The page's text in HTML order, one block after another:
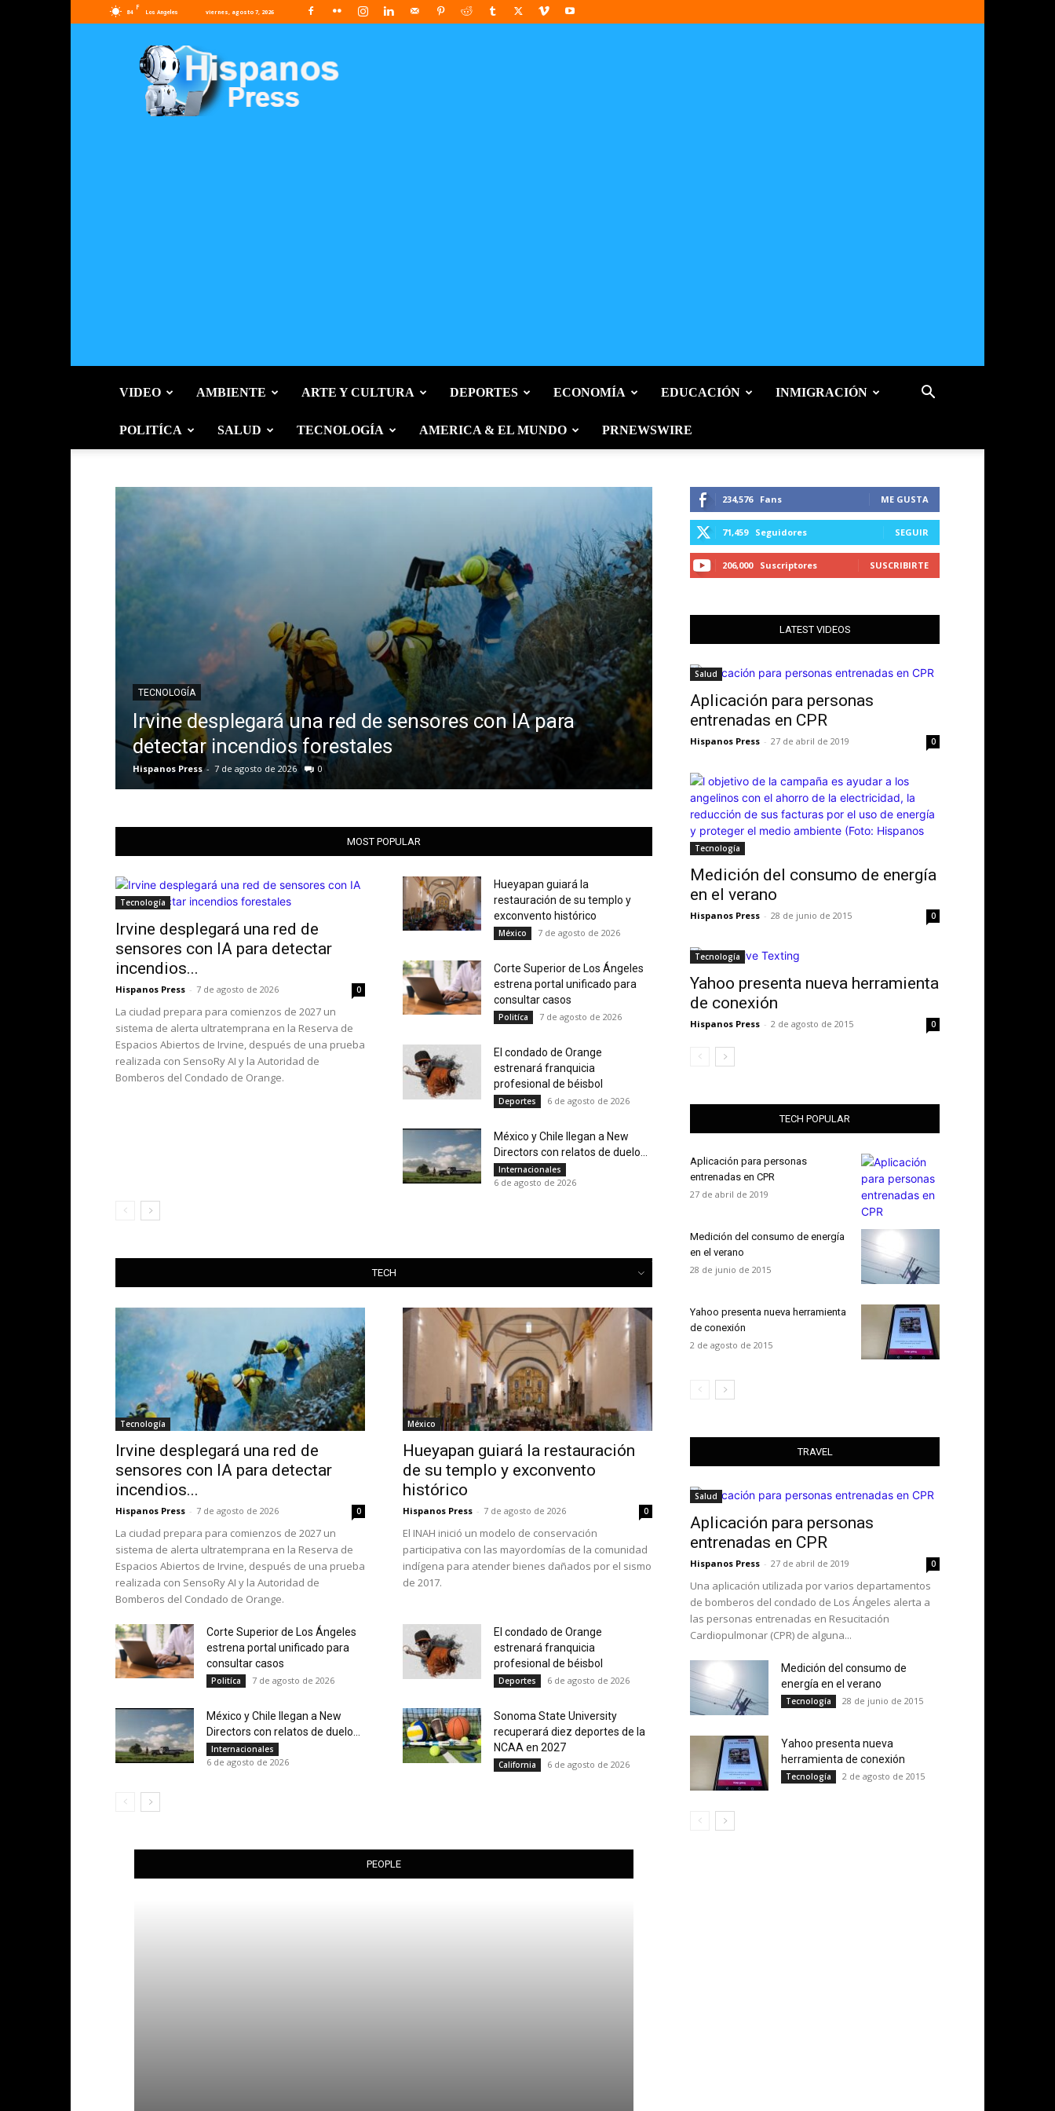
84
F
Los Angeles viernes, agosto 7, 2026
Press
VIDEO AMBIENTE ARTE Y CULTURA DEPORTES ECONOMÍA EDUCACIÓN INMIGRACIÓN
POLITÍCA SALUD TECNOLOGÍA AMERICA & EL MUNDO PRNEWSWIRE
TECNOLOGÍA
Irvine desplegará una red de sensores con IA para
detectar incendios forestales
Hispanos Press - 7 de agosto de 2026 0
POLITÍCA
Corte Superior de Los Ángeles estrena
para consultar casos
MOST POPULAR
Tecnología
Irvine desplegará una red de
sensores con IA para detectar
incendios...
Hispanos Press - 7 de agosto de 2026 0
La ciudad prepara para comienzos de 2027 un
sistema de alerta ultratemprana en la Reserva de
Espacios Abiertos de Irvine, después de una prueba
realizada con SensoRy AI y la Autoridad de
Bomberos del Condado de Orange.
Hueyapan guiará la
restauración de su templo y
exconvento histórico
México 7 de agosto de 2026
Corte Superior de Los Ángeles
estrena portal unificado para
consultar casos
Politíca 7 de agosto de 2026
El condado de Orange
estrenará franquicia
profesional de béisbol
Deportes 6 de agosto de 2026
México y Chile llegan a New
Directors con relatos de duelo...
Internacionales
6 de agosto de 2026
TECH
All
Tecnología
Irvine desplegará una red de
sensores con IA para detectar
incendios...
Hispanos Press - 7 de agosto de 2026 0
La ciudad prepara para comienzos de 2027 un
sistema de alerta ultratemprana en la Reserva de
Espacios Abiertos de Irvine, después de una prueba
realizada con SensoRy AI y la Autoridad de
Bomberos del Condado de Orange.
México
Hueyapan guiará la restauración
de su templo y exconvento
histórico
Hispanos Press - 7 de agosto de 2026 0
El INAH inició un modelo de conservación
participativa con las mayordomías de la comunidad
indígena para atender bienes dañados por el sismo
de 2017.
Corte Superior de Los Ángeles
estrena portal unificado para
consultar casos
Politíca 7 de agosto de 2026
El condado de Orange
estrenará franquicia
profesional de béisbol
Deportes 6 de agosto de 2026
México y Chile llegan a New
Directors con relatos de duelo...
Internacionales
6 de agosto de 2026
Sonoma State University
recuperará diez deportes de la
NCAA en 2027
California 6 de agosto de 2026
PEOPLE
234,576 Fans ME GUSTA
71,459 Seguidores SEGUIR
206,000 Suscriptores SUSCRIBIRTE
LATEST VIDEOS
Salud
Aplicación para personas
entrenadas en CPR
Hispanos Press - 27 de abril de 2019 0
Tecnología
Medición del consumo de energía
en el verano
Hispanos Press - 28 de junio de 2015 0
Tecnología
Yahoo presenta nueva herramienta
de conexión
Hispanos Press - 2 de agosto de 2015 0
TECH POPULAR
Aplicación para personas
entrenadas en CPR
27 de abril de 2019
Medición del consumo de energía
en el verano
28 de junio de 2015
Yahoo presenta nueva herramienta
de conexión
2 de agosto de 2015
TRAVEL
Salud
Aplicación para personas
entrenadas en CPR
Hispanos Press - 27 de abril de 2019 0
Una aplicación utilizada por varios departamentos
de bomberos del condado de Los Ángeles alerta a
las personas entrenadas en Resucitación
Cardiopulmonar (CPR) de alguna...
Medición del consumo de
energía en el verano
Tecnología 28 de junio de 2015
Yahoo presenta nueva
herramienta de conexión
Tecnología 2 de agosto de 2015